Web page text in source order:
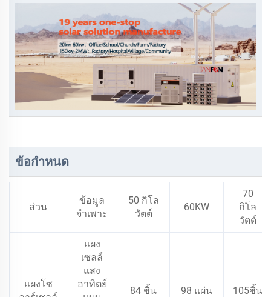
ข้อกำหนด
ส่วน
ข้อมูล
จำเพาะ
50 กิโล
วัตต์
60KW
70
กิโล
วัตต์
แผงโซ
แผง
เซลล์
แสง
อาทิตย์
84 ชิ้น 98 แผ่น 105ชิ้น